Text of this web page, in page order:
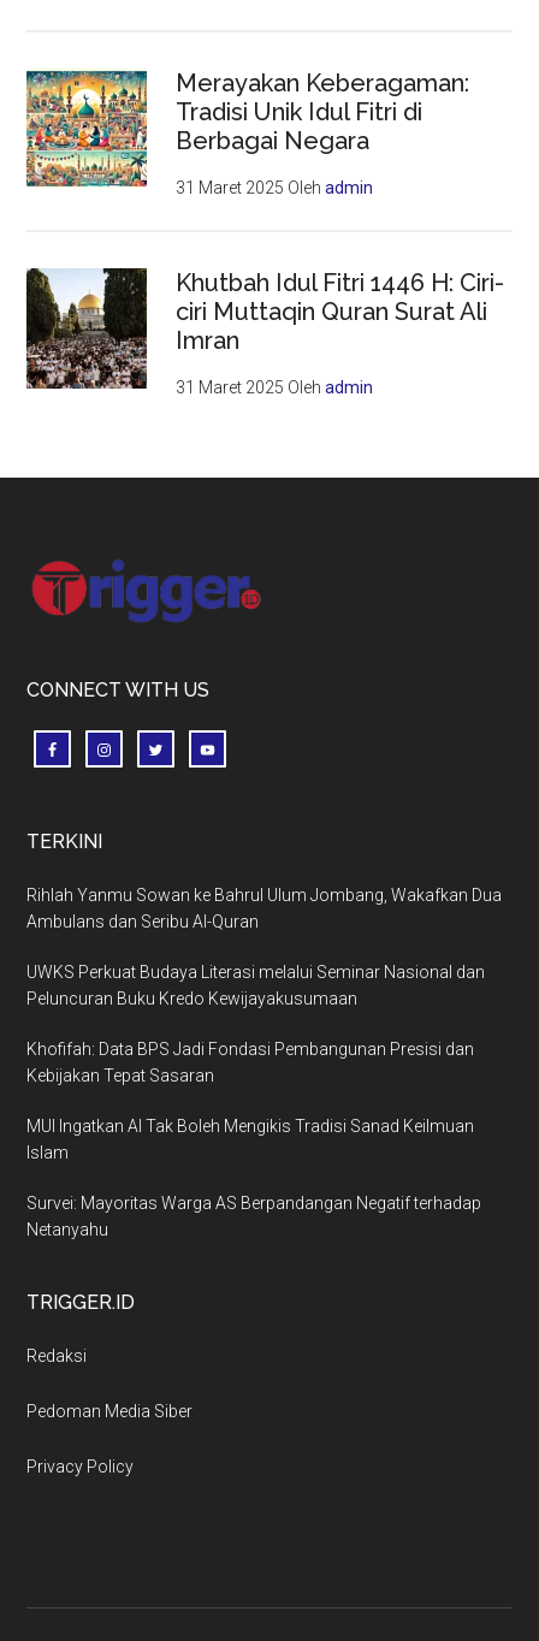
Merayakan Keberagaman:
Tradisi Unik Idul Fitri di
Berbagai Negara
31 Maret 2025 Olehadmin
Khutbah Idul Fitri 1446 H: Ciri-
ciri Muttaqin Quran Surat Ali
Imran
31 Maret 2025 Olehadmin
Footer
CONNECT WITH US
TERKINI
Rihlah Yanmu Sowan ke Bahrul Ulum Jombang, Wakafkan Dua
Ambulans dan Seribu Al-Quran
UWKS Perkuat Budaya Literasi melalui Seminar Nasional dan
Peluncuran Buku Kredo Kewijayakusumaan
Khofifah: Data BPS Jadi Fondasi Pembangunan Presisi dan
Kebijakan Tepat Sasaran
MUI Ingatkan AI Tak Boleh Mengikis Tradisi Sanad Keilmuan
Islam
Survei: Mayoritas Warga AS Berpandangan Negatif terhadap
Netanyahu
TRIGGER.ID
Redaksi
Pedoman Media Siber
Privacy Policy